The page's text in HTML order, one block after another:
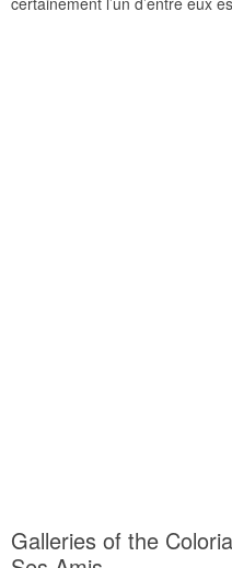
Galleries of the